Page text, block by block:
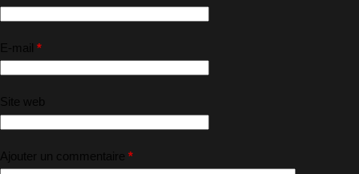
E-mail *
Site web
Ajouter un commentaire *